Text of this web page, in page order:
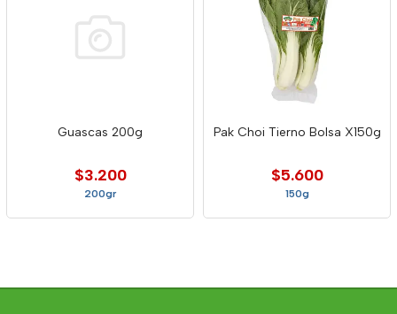
Guascas 200g
$3.200
200gr
Pak Choi Tierno Bolsa X150g
$5.600
150g